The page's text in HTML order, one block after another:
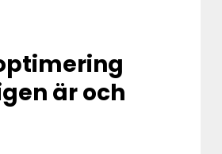
är och